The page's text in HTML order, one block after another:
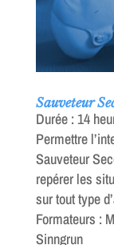
Sauveteur
Durée : 14
Permettre
Sauveteur
repérer les
sur tout type
Formateurs :
Sinngrun